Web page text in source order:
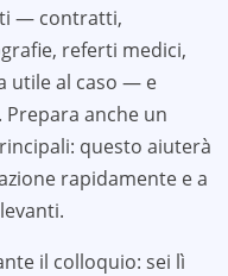
— contratti,
referti medici,
utile al caso — e
anche un
questo aiuterà
rapidamente e a
il colloquio: sei lì